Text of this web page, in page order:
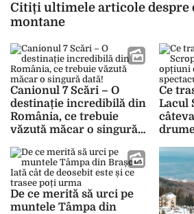
Citiți ultimele articole
montane
Canionul 7 Scări – O
destinație incredibilă din
România, ce trebuie
văzută măcar o singură
Ce
Lacul
De ce merită să urci pe
muntele Tâmpa din